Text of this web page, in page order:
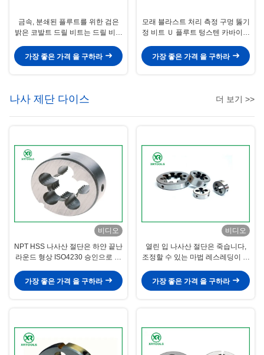
금속, 분쇄된 플루트를 위한 검은
밝은 코발트 드릴 비트는 드릴 비트
가장 좋은 가격 을 구하라
모래 블라스트 처리 측정 구멍 뚫기
정 비트 Ｕ 플루트 텅스텐 카바이드
가장 좋은 가격 을 구하라
나사 제단 다이스 더 보기 >>
비디오
NPT HSS 나사산 절단은 하얀 끝난
라운드 형상 ISO4230 승인으로 죽
가장 좋은 가격 을 구하라
비디오
열린 입 나사산 절단은 죽습니다,
조정할 수 있는 마법 레스레딩이 잘
가장 좋은 가격 을 구하라